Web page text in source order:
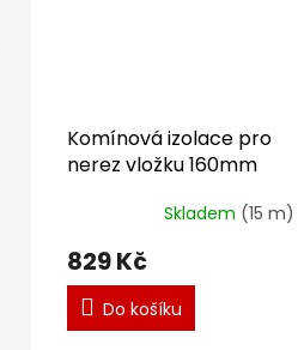
Komínová izolace pro
nerez vložku 160mm
Skladem (15 m)
829 Kč
Do košíku